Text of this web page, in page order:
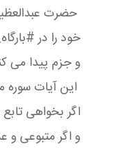
حضرت
خود را در
و جزم پیدا می
این آیات سوره
اگر بخواهی
و اگر متبوعی و